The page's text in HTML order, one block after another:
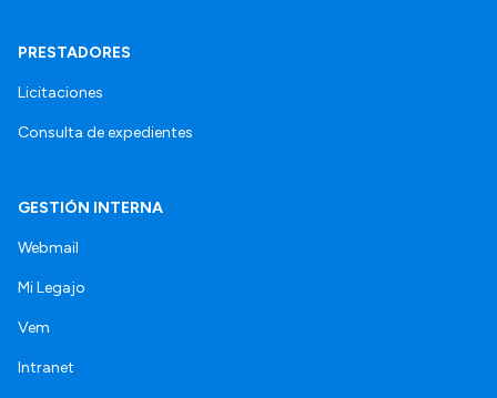
PRESTADORES
Licitaciones
Consulta de expedientes
GESTIÓN INTERNA
Webmail
Mi Legajo
Vem
Intranet